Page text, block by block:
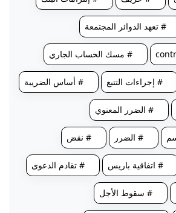
# تعهد الدوائر المجتمعة
# مسك الحساب الجاري
# إجراءات التتبع # أساس الضريبة
# الضرر المعنوي
# الضرر # نقض
# اتفاقية باريس # تقادم الدعوى
# سقوط الأجل